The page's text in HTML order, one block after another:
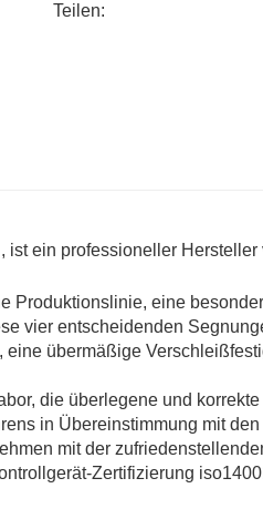
Teilen:
, ist ein professioneller
Produktionslinie, eine
vier entscheidenden
übermäßige
die überlegene und
in Übereinstimmung mit
mit der
Zertifizierung